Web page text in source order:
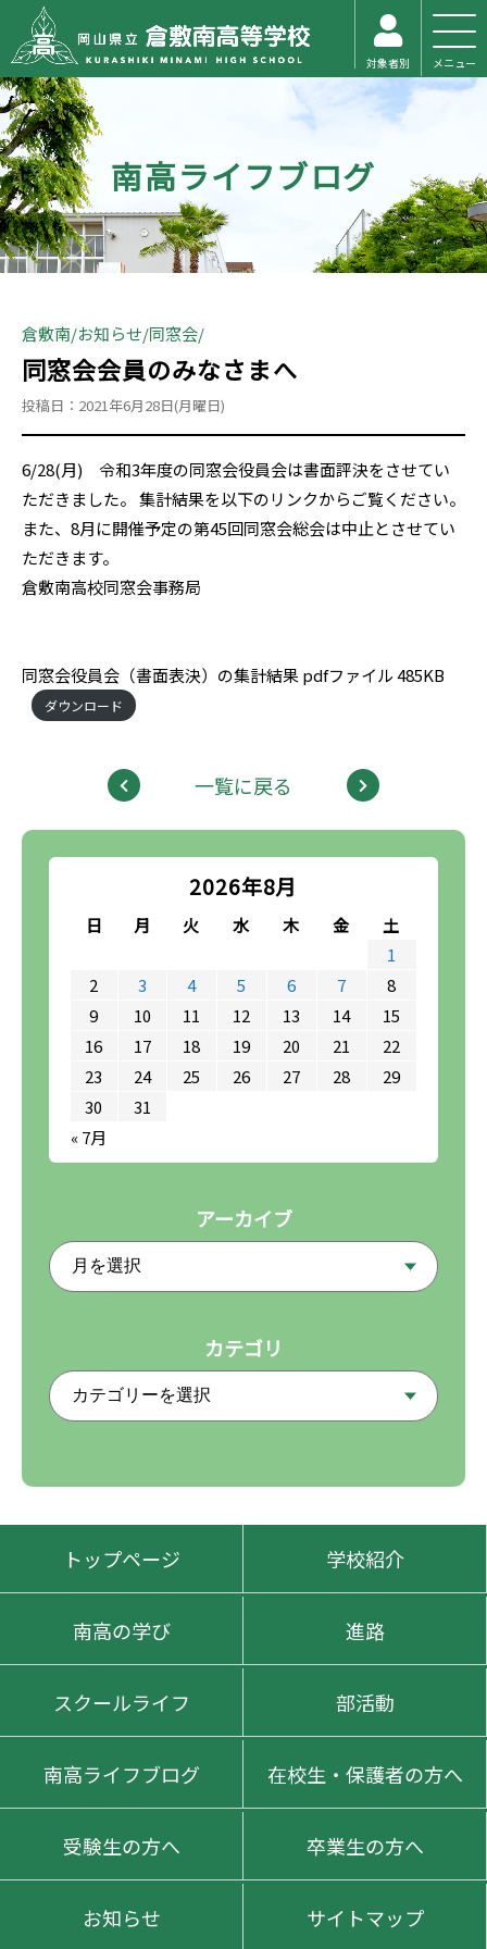
対象者別 メニュー
南高ライフブログ
2026年8月
日 月 火 水 木 金
土
1
2
3 4 5 6 7
8
9
10 11 12 13 14
15
16
17 18 19 20 21
22
23
24 25 26 27 28
29
30
31
« 7月
アーカイブ
カテゴリ
倉敷南 お知らせ 同窓会
同窓会会員のみなさまへ
投稿日：2021年6月28日(月曜日)
6/28(月) 令和3年度の同窓会役員会は書面評決をさせてい
ただきました。 集計結果を以下のリンクからご覧ください。
また、8月に開催予定の第45回同窓会総会は中止とさせてい
ただきます。
倉敷南高校同窓会事務局
同窓会役員会（書面表決）の集計結果 pdfファイル 485KB
ダウンロード
一覧に戻る
トップページ 学校紹介
南高の学び 進路
スクールライフ 部活動
南高ライフブログ 在校生・保護者の方へ
受験生の方へ 卒業生の方へ
お知らせ サイトマップ